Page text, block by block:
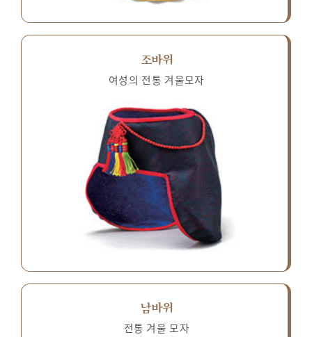
조바위
여성의 전통 겨울모자
남바위
전통 겨울 모자